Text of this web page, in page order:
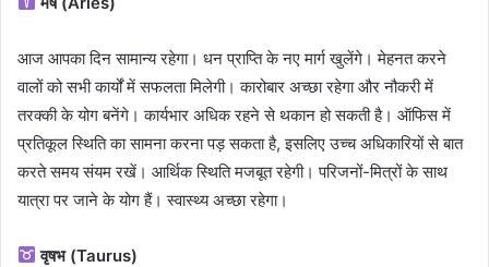
आज आपका दिन सामान्य रहेगा। धन प्राप्ति के नए मार्ग खुलेंगे। मेहनत करने
वालों को सभी कार्यों में सफलता मिलेगी। कारोबार अच्छा रहेगा और नौकरी में
तरक्की के योग बनेंगे। कार्यभार अधिक रहने से थकान हो सकती है। ऑफिस में
प्रतिकूल स्थिति का सामना करना पड़ सकता है, इसलिए उच्च अधिकारियों से बात
करते समय संयम रखें। आर्थिक स्थिति मजबूत रहेगी। परिजनों-मित्रों के साथ
यात्रा पर जाने के योग हैं। स्वास्थ्य अच्छा रहेगा।
वृषभ (Taurus)